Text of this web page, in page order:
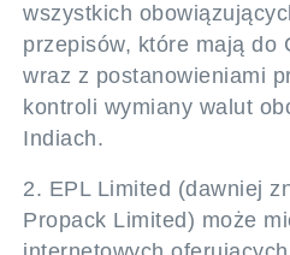
wszystkich
przepisów, które mają do
wraz z postanowieniami
kontroli wymiany walut
Indiach.
2. EPL Limited (dawniej
Propack Limited) może